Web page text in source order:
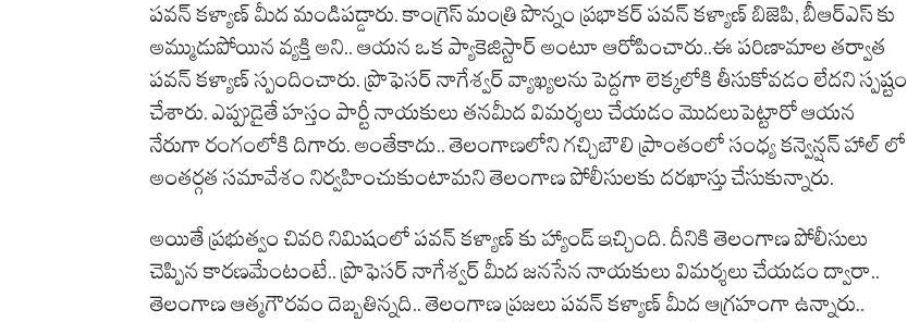
పవన్ కళ్యాణ్ మీద మండిపడ్డారు. కాంగ్రెస్ మంత్రి పొన్నం ప్రభాకర్ పవన్ కళ్యాణ్ బిజెపి, బీఆర్ఎస్ కు
అమ్ముడుపోయిన వ్యక్తి అని.. ఆయన ఒక ప్యాకెజిస్టార్ అంటూ ఆరోపించారు..ఈ పరిణామాల తర్వాత
పవన్ కళ్యాణ్ స్పందించారు. ప్రొఫెసర్ నాగేశ్వర్ వ్యాఖ్యలను పెద్దగా లెక్కలోకి తీసుకోవడం లేదని స్పష్టం
చేశారు. ఎప్పుడైతే హస్తం పార్టీ నాయకులు తనమీద విమర్శలు చేయడం మొదలుపెట్టారో ఆయన
నేరుగా రంగంలోకి దిగారు. అంతేకాదు.. తెలంగాణలోని గచ్చిబౌలి ప్రాంతంలో సంధ్య కన్వెన్షన్ హాల్ లో
అంతర్గత సమావేశం నిర్వహించుకుంటామని తెలంగాణ పోలీసులకు దరఖాస్తు చేసుకున్నారు.
అయితే ప్రభుత్వం చివరి నిమిషంలో పవన్ కళ్యాణ్ కు హ్యాండ్ ఇచ్చింది. దీనికి తెలంగాణ పోలీసులు
చెప్పిన కారణమేంటంటే.. ప్రొఫెసర్ నాగేశ్వర్ మీద జనసేన నాయకులు విమర్శలు చేయడం ద్వారా..
తెలంగాణ ఆత్మగౌరవం దెబ్బతిన్నది.. తెలంగాణ ప్రజలు పవన్ కళ్యాణ్ మీద ఆగ్రహంగా ఉన్నారు..